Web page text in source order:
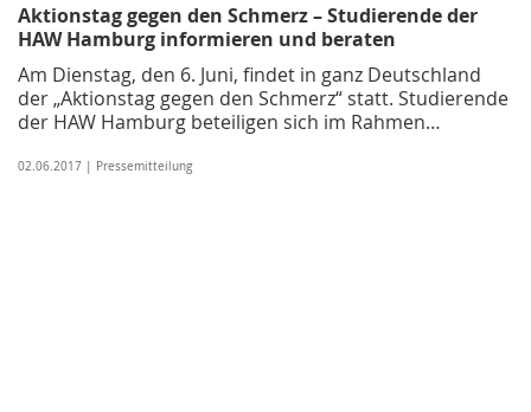
Aktionstag gegen den Schmerz – Studierende der
HAW Hamburg informieren und beraten
Am Dienstag, den 6. Juni, findet in ganz Deutschland
der „Aktionstag gegen den Schmerz“ statt. Studierende
der HAW Hamburg beteiligen sich im Rahmen…
02.06.2017 | Pressemitteilung